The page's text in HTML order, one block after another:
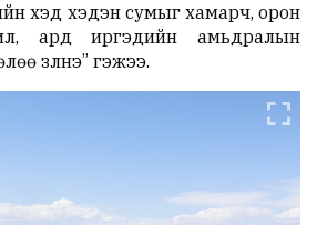
хэд хэдэн сумыг хамарч, орон
ард иргэдийн амьдралын
үзүүлнэ” гэжээ.